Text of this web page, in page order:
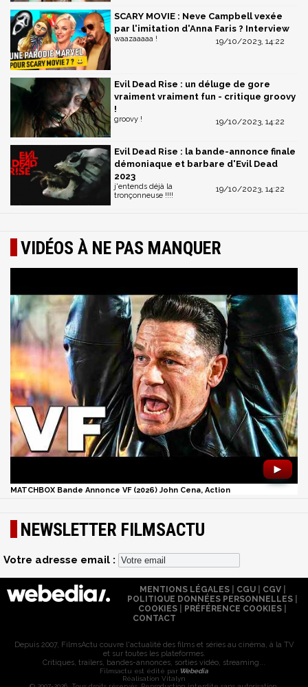
SCARY MOVIE : Neve Campbell vexée
par l'imitation d'Anna Faris ? Interview
19/10/2023, 14:22
waazaaaaa !
Evil Dead Rise : un déluge de gore
vraiment vraiment fun - critique groovy
!
19/10/2023, 14:22
groovy !
Evil Dead Rise : la bande-annonce finale
démoniaque et barbare d'Evil Dead
2023
19/10/2023, 14:22
j'entends déjà la
tronçonneuse !!!!
VIDÉOS À NE PAS MANQUER
►
MATCHBOX Bande Annonce VF (2026) John Cena, Action
NEWSLETTER FILMSACTU
Votre adresse email :
MENTIONS LÉGALES| CGU| CGV|
POLITIQUE DONNÉES PERSONNELLES
COOKIES
PRÉFÉRENCE COOKIES
CONTACT
Depuis 2007, FilmsActu couvre l'actualité des films et séries au cinéma, à la TV
et sur toutes les plateformes.
Critiques, trailers, bandes-annonces, sorties vidéo, streaming...
Filmsactu est édité par Webedia
Réalisation Vitalyn